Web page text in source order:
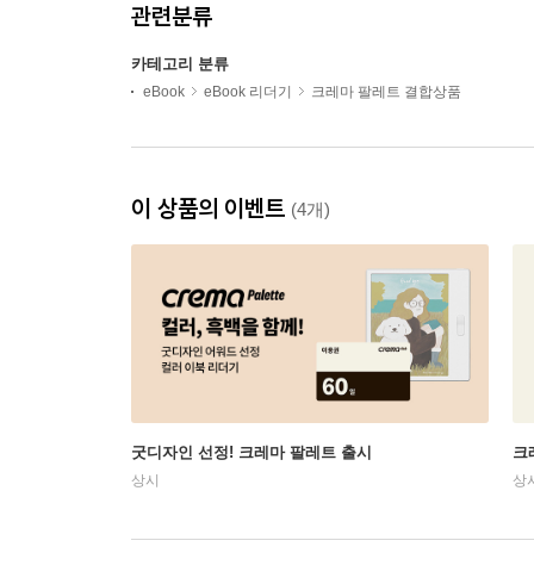
관련분류
카테고리 분류
eBook eBook 리더기 크레마 팔레트 결합상품
이 상품의 이벤트 (4개)
굿디자인 선정! 크레마 팔레트 출시
상시
크
상